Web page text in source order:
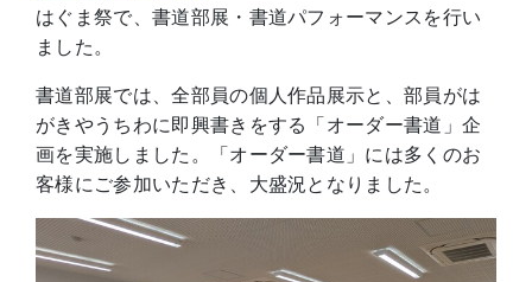
はぐま祭で、書道部展・書道パフォーマンスを行い
ました。
書道部展では、全部員の個人作品展示と、部員がは
がきやうちわに即興書きをする「オーダー書道」企
画を実施しました。「オーダー書道」には多くのお
客様にご参加いただき、大盛況となりました。